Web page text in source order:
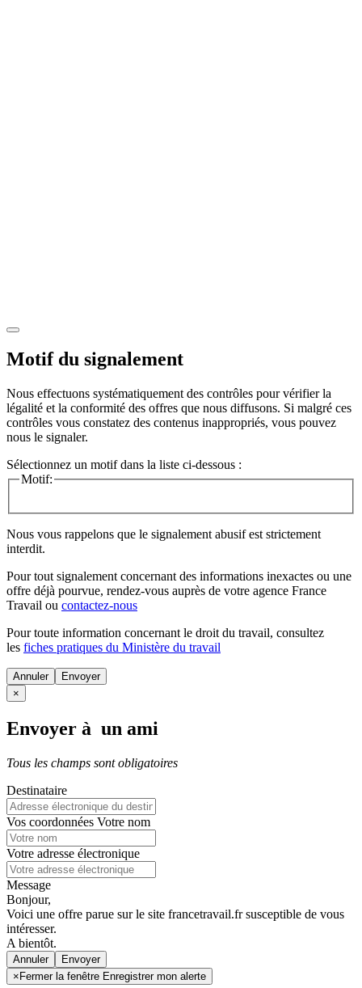
Motif du signalement
Nous effectuons systématiquement des contrôles pour vérifier la
légalité et la conformité des offres que nous diffusons. Si malgré ces
contrôles vous constatez des contenus inappropriés, vous pouvez
nous le signaler.
Sélectionnez un motif dans la liste ci-dessous :
Motif:
Nous vous rappelons que le signalement abusif est strictement
interdit.
Pour tout signalement concernant des informations inexactes ou une
offre déjà pourvue, rendez-vous auprès de votre agence France
Travail ou contactez-nous
Pour toute information concernant le droit du travail, consultez
les fiches pratiques du Ministère du travail
Annuler
×
Envoyer à un ami
Tous les champs sont obligatoires
Destinataire
Vos coordonnées Votre nom
Votre adresse électronique
Message
Bonjour,
Voici une offre parue sur le site francetravail.fr susceptible de vous
intéresser.
A bientôt.
Annuler
× Fermer la fenêtre Enregistrer mon alerte